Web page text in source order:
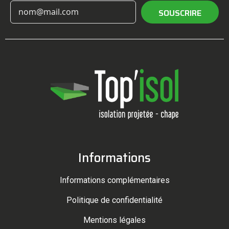
SOUSCRIRE
Informations
Informations complémentaires
Politique de confidentialité
Mentions légales